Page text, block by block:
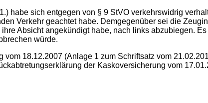
habe sich entgegen von § 9 StVO verkehrswidrig
Verkehr geachtet habe. Demgegenüber sei die
Absicht angekündigt habe, nach links abzubiegen.
würde.
18.12.2007 (Anlage 1 zum Schriftsatz vom
der Kaskoversicherung vom